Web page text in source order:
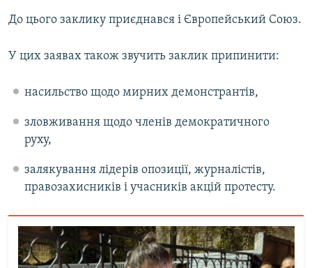
До цього заклику приєднався і Європейський Союз.
У цих заявах також звучить заклик припинити:
насильство щодо мирних демонстрантів,
зловживання щодо членів демократичного
руху,
залякування лідерів опозиції, журналістів,
правозахисників і учасників акцій протесту.